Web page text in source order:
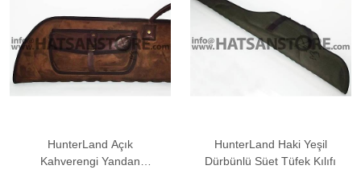
HunterLand Açık
Kahverengi Yandan
HunterLand Haki Yeşil
Dürbünlü Süet Tüfek Kılıfı